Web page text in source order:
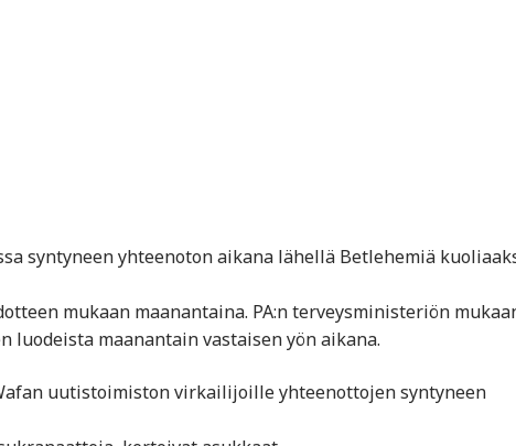
syntyneen yhteenoton aikana lähellä Betlehemiä
mukaan maanantaina. PA:n terveysministeriön
luodeista maanantain vastaisen yön aikana.
uutistoimiston virkailijoille yhteenottojen syntyneen